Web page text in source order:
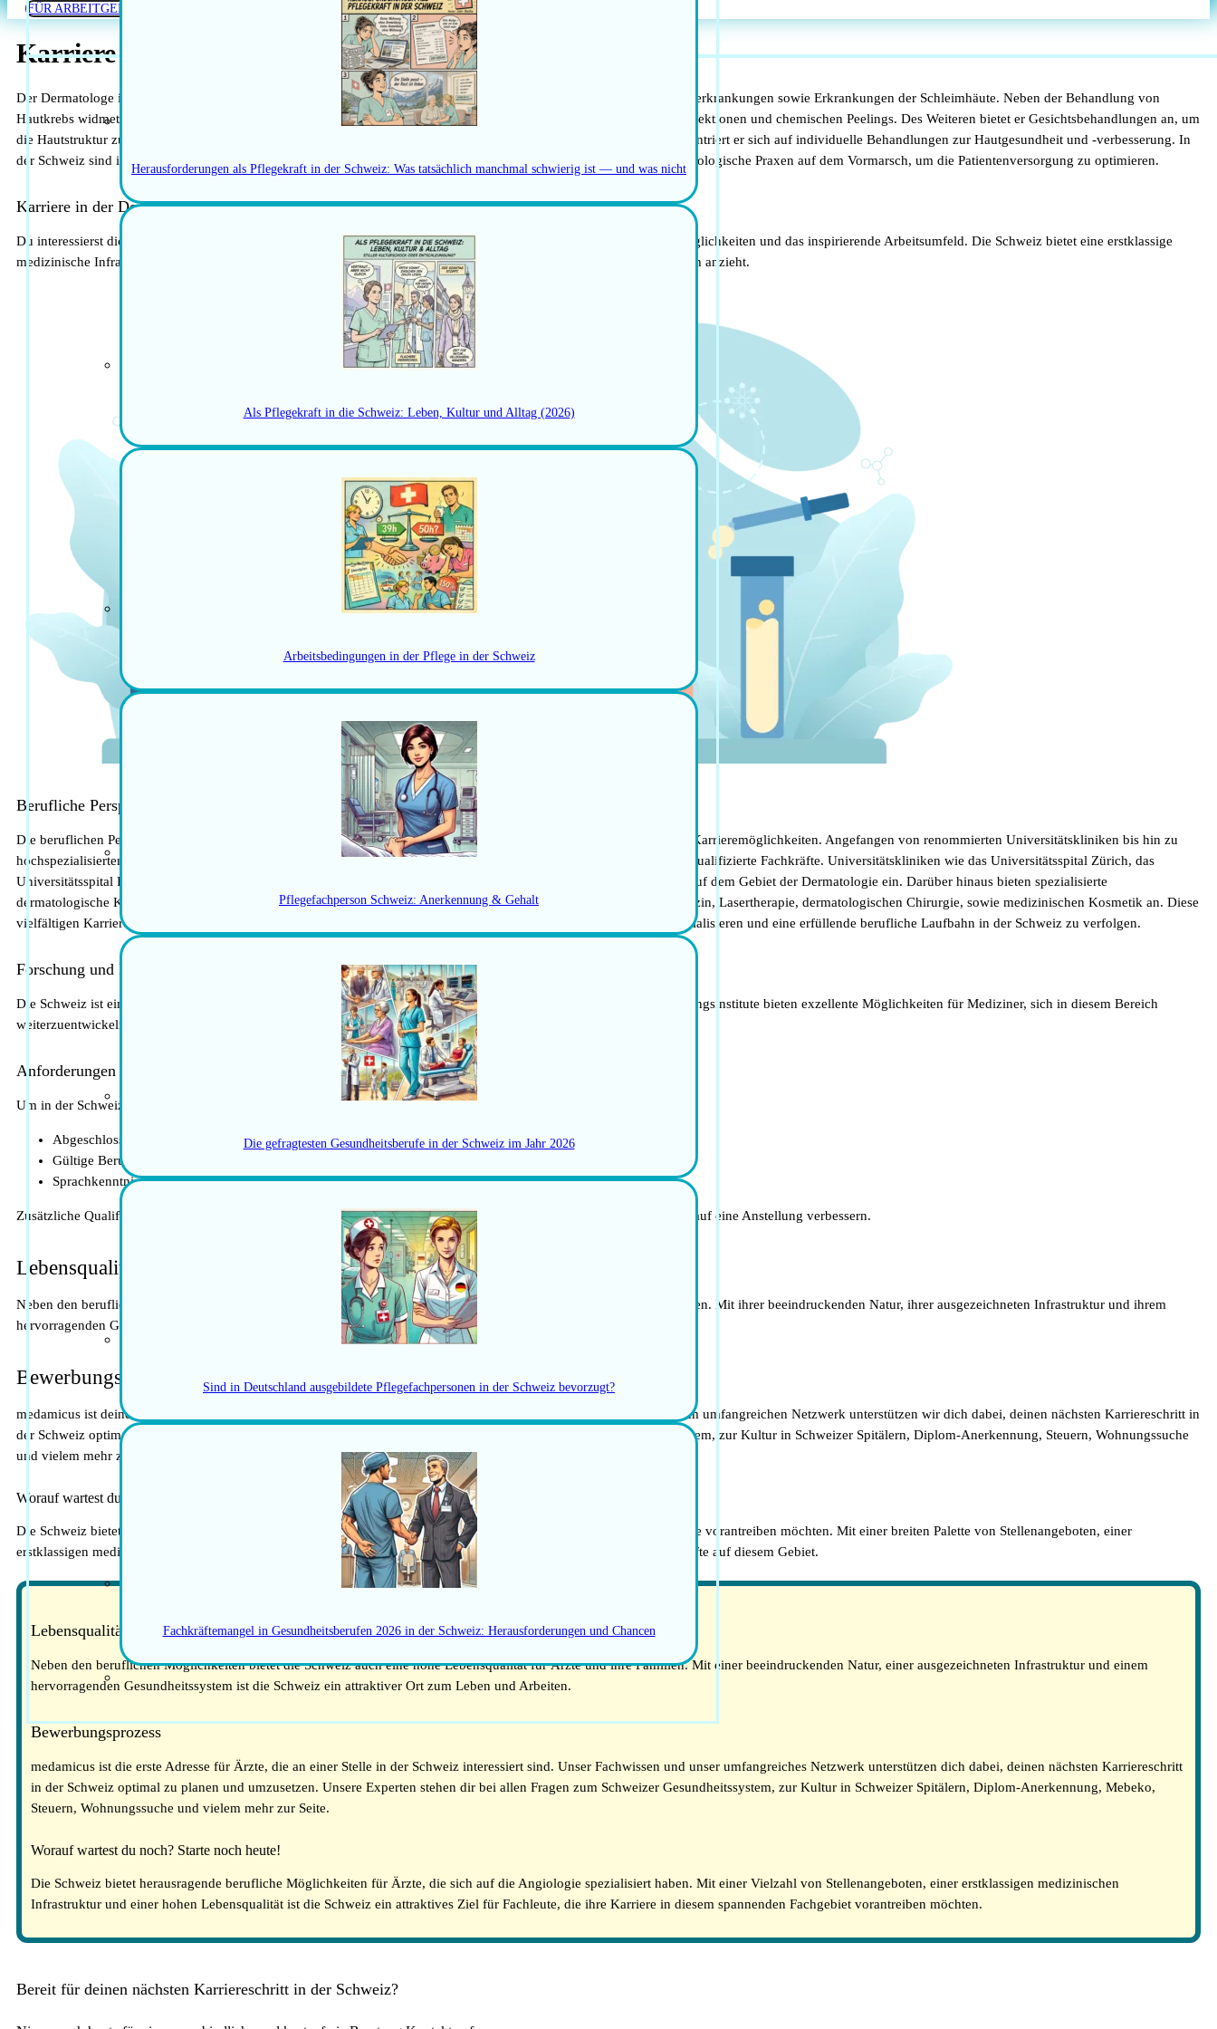
Herausforderungen als Pflegekraft in der Schweiz: Was tatsächlich manchmal schwierig ist — und was nicht
Als Pflegekraft in die Schweiz: Leben, Kultur und Alltag (2026)
Arbeitsbedingungen in der Pflege in der Schweiz
Pflegefachperson Schweiz: Anerkennung & Gehalt
Die gefragtesten Gesundheitsberufe in der Schweiz im Jahr 2026
Sind in Deutschland ausgebildete Pflegefachpersonen in der Schweiz bevorzugt?
Fachkräftemangel in Gesundheitsberufen 2026 in der Schweiz: Herausforderungen und Chancen
FÜR ARBEITGEBER
Karriere in der Dermatologie in der Schweiz
Der Dermatologe ist ein Experte für die Diagnose, Behandlung und Vorbeugung von Hautkrankheiten, Haar- und Nagelerkrankungen sowie Erkrankungen der Schleimhäute. Neben der Behandlung von
Hautkrebs widmet er sich auch der ästhetischen Medizin, einschließlich Verfahren wie Lasertherapie, Botulinumtoxin-Injektionen und chemischen Peelings. Des Weiteren bietet er Gesichtsbehandlungen an, um
die Hautstruktur zu verbessern und ein jugendliches Erscheinungsbild zu fördern. In der medizinischen Kosmetik konzentriert er sich auf individuelle Behandlungen zur Hautgesundheit und -verbesserung. In
der Schweiz sind innovative Ansätze wie KI-gestützte Diagnoseverfahren und die Integration von Telemedizin in dermatologische Praxen auf dem Vormarsch, um die Patientenversorgung zu optimieren.
Karriere in der Dermatologie in der Schweiz: Ein Leitfaden für Mediziner
Du interessierst dich für Dermatologie und möchtest in der Schweiz tätig sein? Entdecke die vielfältigen beruflichen Möglichkeiten und das inspirierende Arbeitsumfeld. Die Schweiz bietet eine erstklassige
medizinische Infrastruktur, eine blühende Forschungsgemeinschaft und eine hohe Lebensqualität, die Mediziner wie dich anzieht.
Berufliche Perspektiven in der Dermatologie
Die beruflichen Perspektiven für Dermatologen in der Schweiz sind äußerst vielfältig und bieten eine breite Palette von Karrieremöglichkeiten. Angefangen von renommierten Universitätskliniken bis hin zu
hochspezialisierten dermatologischen Zentren und privaten Praxen gibt es zahlreiche Beschäftigungsmöglichkeiten für qualifizierte Fachkräfte. Universitätskliniken wie das Universitätsspital Zürich, das
Universitätsspital Basel und das Inselspital Bern nehmen eine Vorreiterrolle in der Forschung und Patientenversorgung auf dem Gebiet der Dermatologie ein. Darüber hinaus bieten spezialisierte
dermatologische Kliniken und Praxen innovative Behandlungen und Dienstleistungen im Bereich der ästhetischen Medizin, Lasertherapie, dermatologischen Chirurgie, sowie medizinischen Kosmetik an. Diese
vielfältigen Karrieremöglichkeiten ermöglichen es Dermatologen, sich je nach ihren Interessen und Fähigkeiten zu spezialisieren und eine erfüllende berufliche Laufbahn in der Schweiz zu verfolgen.
Forschung und Lehre
Die Schweiz ist ein führender Standort für dermatologische Forschung und Lehre. Zahlreiche Universitäten und Forschungsinstitute bieten exzellente Möglichkeiten für Mediziner, sich in diesem Bereich
weiterzuentwickeln.
Anforderungen und Qualifikationen
Um in der Schweiz als Dermatologe tätig zu werden, benötigst du in der Regel:
Abgeschlossene Facharztausbildung in Dermatologie
Gültige Berufserlaubnis
Sprachkenntnisse in Deutsch, Französisch oder Italienisch
Zusätzliche Qualifikationen und Erfahrungen, wie Forschungstätigkeiten oder Weiterbildungen, können deine Chancen auf eine Anstellung verbessern.
Lebensqualität in der Schweiz
Neben den beruflichen Perspektiven bietet die Schweiz eine hohe Lebensqualität für Mediziner wie dich und ihre Familien. Mit ihrer beeindruckenden Natur, ihrer ausgezeichneten Infrastruktur und ihrem
hervorragenden Gesundheitssystem ist die Schweiz ein attraktiver Ort zum Leben und Arbeiten.
Bewerbungsprozess
medamicus ist deine erste Anlaufstelle, wenn du eine Stelle in der Schweiz suchst. Mit unserem Fachwissen und unserem umfangreichen Netzwerk unterstützen wir dich dabei, deinen nächsten Karriereschritt in
der Schweiz optimal zu planen und umzusetzen. Unsere Experten stehen dir bei Fragen zum Schweizer Gesundheitssystem, zur Kultur in Schweizer Spitälern, Diplom-Anerkennung, Steuern, Wohnungssuche
und vielem mehr zur Seite.
Worauf wartest du noch? Starte noch heute!
Die Schweiz bietet herausragende berufliche Möglichkeiten für Mediziner wie dich, die ihre Karriere in der Dermatologie vorantreiben möchten. Mit einer breiten Palette von Stellenangeboten, einer
erstklassigen medizinischen Infrastruktur und einer hohen Lebensqualität ist die Schweiz ein attraktives Ziel für Fachkräfte auf diesem Gebiet.
Lebensqualität in der Schweiz
Neben den beruflichen Möglichkeiten bietet die Schweiz auch eine hohe Lebensqualität für Ärzte und ihre Familien. Mit einer beeindruckenden Natur, einer ausgezeichneten Infrastruktur und einem
hervorragenden Gesundheitssystem ist die Schweiz ein attraktiver Ort zum Leben und Arbeiten.
Bewerbungsprozess
medamicus ist die erste Adresse für Ärzte, die an einer Stelle in der Schweiz interessiert sind. Unser Fachwissen und unser umfangreiches Netzwerk unterstützen dich dabei, deinen nächsten Karriereschritt
in der Schweiz optimal zu planen und umzusetzen. Unsere Experten stehen dir bei allen Fragen zum Schweizer Gesundheitssystem, zur Kultur in Schweizer Spitälern, Diplom-Anerkennung, Mebeko,
Steuern, Wohnungssuche und vielem mehr zur Seite.
Worauf wartest du noch? Starte noch heute!
Die Schweiz bietet herausragende berufliche Möglichkeiten für Ärzte, die sich auf die Angiologie spezialisiert haben. Mit einer Vielzahl von Stellenangeboten, einer erstklassigen medizinischen
Infrastruktur und einer hohen Lebensqualität ist die Schweiz ein attraktives Ziel für Fachleute, die ihre Karriere in diesem spannenden Fachgebiet vorantreiben möchten.
Bereit für deinen nächsten Karriereschritt in der Schweiz?